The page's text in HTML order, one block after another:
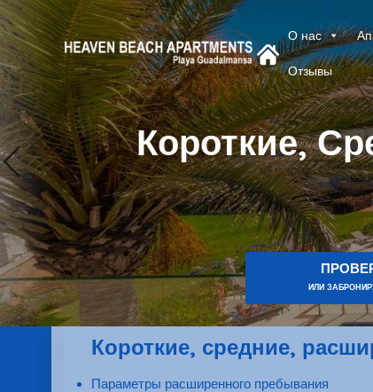
О нас
Отзывы
Короткие,
ИЛИ
Короткие, средние,
Параметры расширенного пребывания